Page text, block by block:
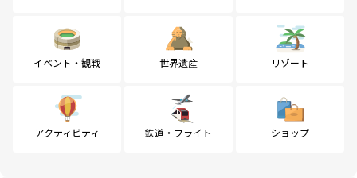
イベント・観戦 世界遺産 リゾート
アクティビティ 鉄道・フライト ショップ